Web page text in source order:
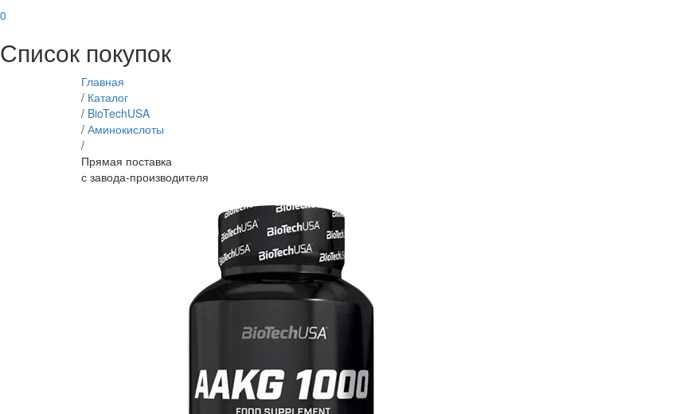
0
Список покупок
Главная
/ Каталог
/ BioTechUSA
/ Аминокислоты
/
Прямая поставка
с завода-производителя